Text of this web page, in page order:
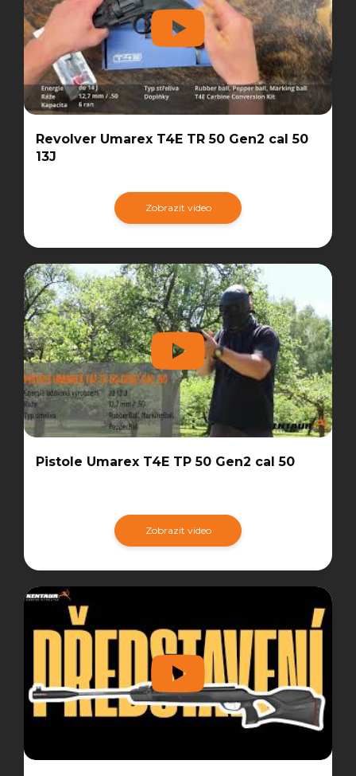
Revolver Umarex T4E TR 50 Gen2 cal 50
13J
Zobrazit video
Pistole Umarex T4E TP 50 Gen2 cal 50
Zobrazit video